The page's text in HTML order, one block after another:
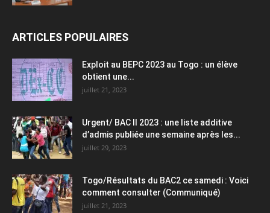
ARTICLES POPULAIRES
Exploit au BEPC 2023 au Togo : un élève
obtient une...
juillet 21, 2023
Urgent/ BAC II 2023 : une liste additive
d’admis publiée une semaine après les...
juillet 29, 2023
Togo/Résultats du BAC2 ce samedi : Voici
comment consulter (Communiqué)
juillet 21, 2023